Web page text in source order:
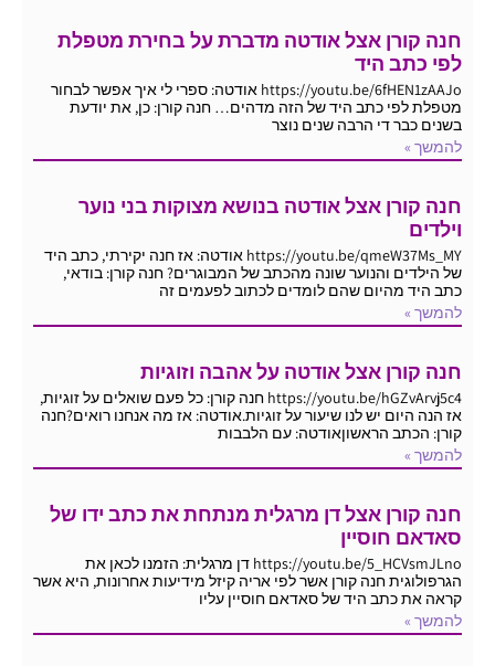
חנה קורן אצל אודטה מדברת על בחירת מטפלת
לפי כתב היד
https://youtu.be/6fHEN1zAAJo אודטה: ספרי לי איך אפשר לבחור
מטפלת לפי כתב היד של הזה מדהים… חנה קורן: כן, את יודעת
בשנים כבר די הרבה שנים נוצר
להמשך »
חנה קורן אצל אודטה בנושא מצוקות בני נוער
וילדים
https://youtu.be/qmeW37Ms_MY אודטה: אז חנה יקירתי, כתב היד
של הילדים והנוער שונה מהכתב של המבוגרים? חנה קורן: בודאי,
כתב היד מהיום שהם לומדים לכתוב לפעמים זה
להמשך »
חנה קורן אצל אודטה על אהבה וזוגיות
https://youtu.be/hGZvArvj5c4 חנה קורן: כל פעם שואלים על זוגיות,
אז הנה היום יש לנו שיעור על זוגיות.אודטה: אז מה אנחנו רואים?חנה
קורן: הכתב הראשוןאודטה: עם הלבבות
להמשך »
חנה קורן אצל דן מרגלית מנתחת את כתב ידו של
סאדאם חוסיין
https://youtu.be/5_HCVsmJLno דן מרגלית: הזמנו לכאן את
הגרפולוגית חנה קורן אשר לפי אריה קיזל מידיעות אחרונות, היא אשר
קראה את כתב היד של סאדאם חוסיין עליו
להמשך »